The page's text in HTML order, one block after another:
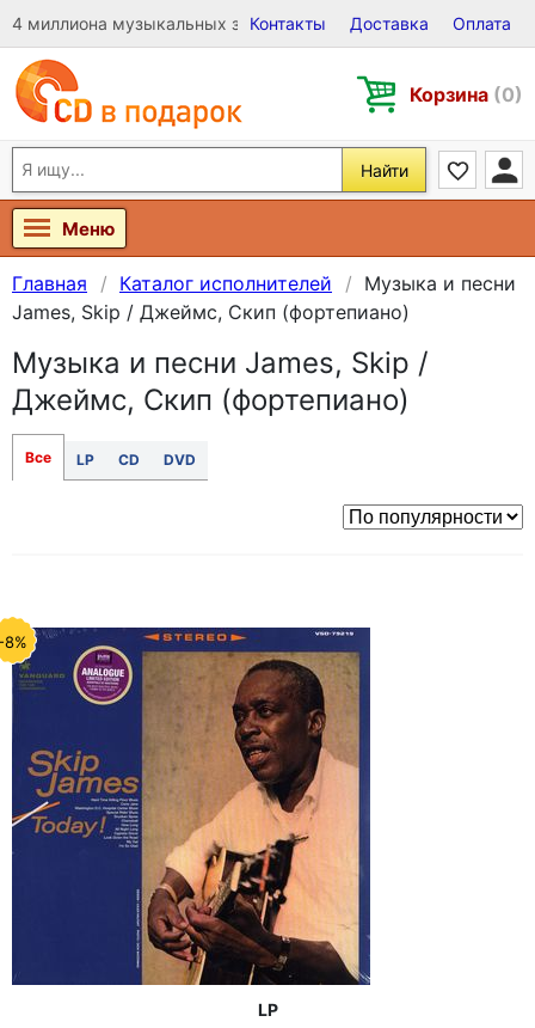
4 миллиона музыкальных записей на Виниле, CD и DVD
Контакты Доставка Оплата
Корзина (0)
Найти
Меню
Главная Каталог исполнителей
Музыка и песни
James, Skip / Джеймс, Скип (фортепиано)
Музыка и песни James, Skip /
Джеймс, Скип (фортепиано)
Все LP CD DVD
8%
LP